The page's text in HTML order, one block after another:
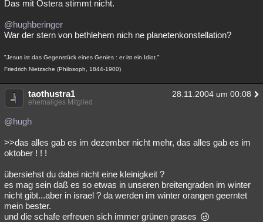
Das mit Ostera stimmt nicht.
@hughberinger
War der stern von bethlehem nich ne planetenkonstellation?
"Jesus ist das Gegenstück eines Genies : er ist ein Idiot."
Friedrich Nietzsche (Philosoph, 1844-1900)
taothustra1 28.11.2004 um 00:08
ehemaliges Mitglied
@hugh
>>das alles gab es im dezember nicht mehr, das alles gab es im
oktober ! ! !
übersiehst du dabei nicht eine kleinigkeit ?
es mag sein daß es so etwas in unseren breitengraden im winter
nicht gibt...aber in israel ? da werden im winter orangen geerntet
mein bester.
und die schafe erfreuen sich immer grünen grases